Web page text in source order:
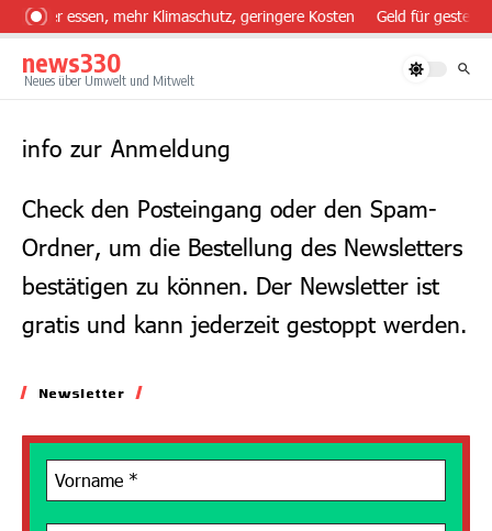
Zum Inhalt springen
essen, mehr Klimaschutz, geringere Kosten Geld für
news330
Neues über Umwelt und Mitwelt
info zur Anmeldung
Check den Posteingang oder den Spam-
Ordner, um die Bestellung des Newsletters
bestätigen zu können. Der Newsletter ist
gratis und kann jederzeit gestoppt werden.
Newsletter